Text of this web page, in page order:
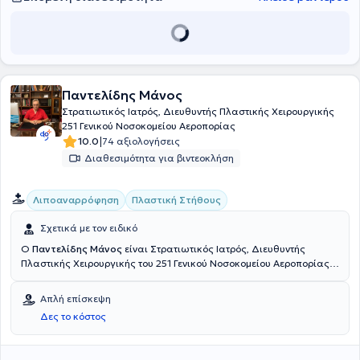
Παντελίδης Μάνος
Στρατιωτικός Ιατρός, Διευθυντής Πλαστικής Χειρουργικής
251 Γενικού Νοσοκομείου Αεροπορίας
10.0|74 αξιολογήσεις
Διαθεσιμότητα για βιντεοκλήση
Λιποαναρρόφηση Πλαστική Στήθους
Σχετικά με τον ειδικό
Ο Παντελίδης Μάνος είναι Στρατιωτικός Ιατρός, Διευθυντής
Πλαστικής Χειρουργικής του 251 Γενικού Νοσοκομείου Αεροπορίας,
περισσότερες από 8000 επεμβάσεις πλαστικής και
επανορθωτικής χειρουργικής. Διατηρεί ιδιωτικό ιατρείο στους
Αμπελόκηπους. Διαθέτει πτυχίο ιατρικής από την Ιατρική Σχολή του
Αριστοτελείου Πανεπιστημίου Θεσσαλονίκης και μετεκπαιδεύτηκε
Απλή επίσκεψη
Δες το κόστος